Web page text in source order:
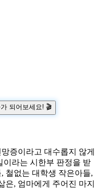
되어보세요! 🎬
증이라고 대수롭지 않게
이라는 시한부 판정을 받
철없는 대학생 작은아들,
은, 엄마에게 주어진 마지